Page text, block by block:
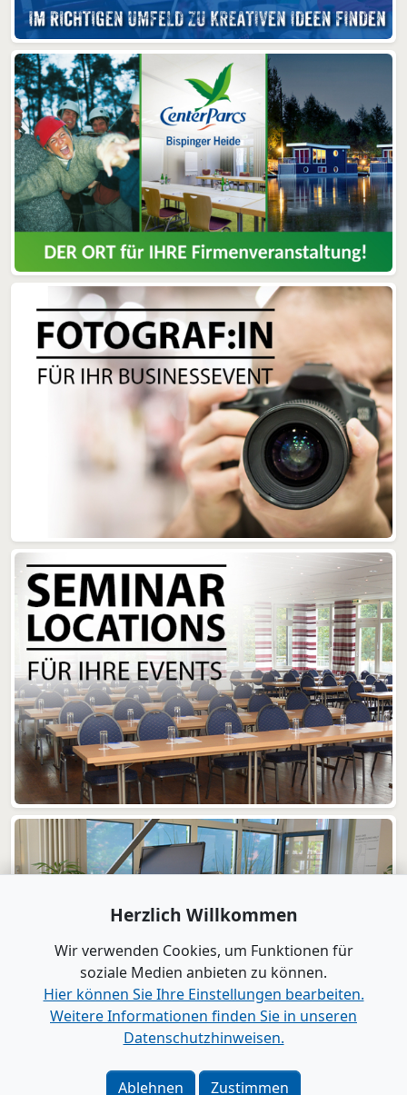
Herzlich Willkommen
Wir verwenden Cookies, um Funktionen für
soziale Medien anbieten zu können.
Hier können Sie Ihre Einstellungen bearbeiten.
Weitere Informationen finden Sie in unseren
Datenschutzhinweisen.
Ablehnen Zustimmen